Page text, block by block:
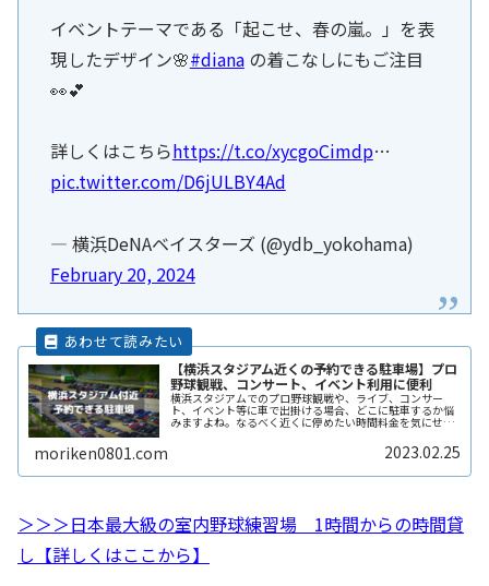
イベントテーマである「起こせ、春の嵐。」を表
現したデザイン🌸#dianaの着こなしにもご注目
👀💕
詳しくはこちらhttps://t.co/xycgoCimdp…
pic.twitter.com/D6jULBY4Ad
— 横浜DeNAベイスターズ (@ydb_yokohama)
February 20, 2024
【横浜スタジアム近くの予約できる駐車場】プロ
野球観戦、コンサート、イベント利用に便利
横浜スタジアムでのプロ野球観戦や、ライブ、コンサー
ト、イベント等に車で出掛ける場合、どこに駐車するか悩
みますよね。なるべく近くに停めたい時間料金を気にせず
イベントを楽しみたい駐車場を探すのに時間をかけたくな
い自由に入出庫がしたい帰りは渋滞をReadMore...
moriken0801.com 2023.02.25
＞＞＞日本最大級の室内野球練習場 1時間からの時間貸
し【詳しくはここから】